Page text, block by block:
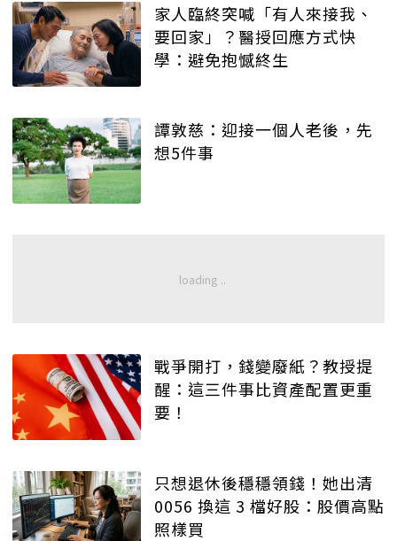
家人臨終突喊「有人來接我、
要回家」？醫授回應方式快
學：避免抱憾終生
譚敦慈：迎接一個人老後，先
想5件事
戰爭開打，錢變廢紙？教授提
醒：這三件事比資產配置更重
要！
只想退休後穩穩領錢！她出清
0056 換這 3 檔好股：股價高點
照樣買